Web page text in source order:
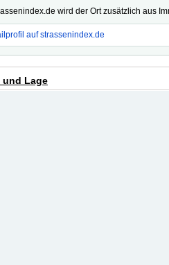
wird der Ort zusätzlich aus
auf strassenindex.de
und Lage